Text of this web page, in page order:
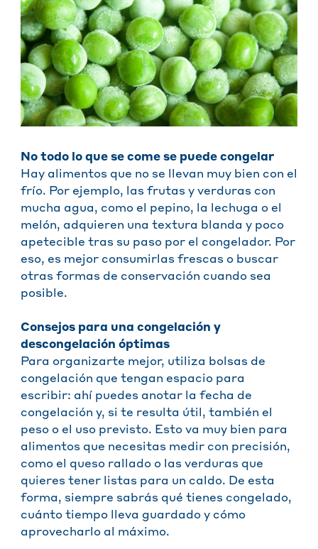
No todo lo que se come se puede congelar
Hay alimentos que no se llevan muy bien con el
frío. Por ejemplo, las frutas y verduras con
mucha agua, como el pepino, la lechuga o el
melón, adquieren una textura blanda y poco
apetecible tras su paso por el congelador. Por
eso, es mejor consumirlas frescas o buscar
otras formas de conservación cuando sea
posible.
Consejos para una congelación y
descongelación óptimas
Para organizarte mejor, utiliza bolsas de
congelación que tengan espacio para
escribir: ahí puedes anotar la fecha de
congelación y, si te resulta útil, también el
peso o el uso previsto. Esto va muy bien para
alimentos que necesitas medir con precisión,
como el queso rallado o las verduras que
quieres tener listas para un caldo. De esta
forma, siempre sabrás qué tienes congelado,
cuánto tiempo lleva guardado y cómo
aprovecharlo al máximo.